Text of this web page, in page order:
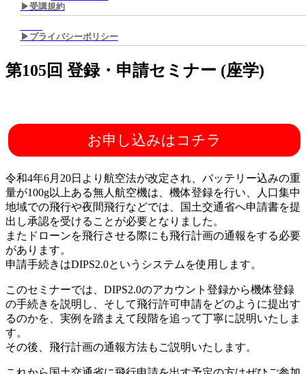
▶︎受講規約
▶︎プライバシーポリシー
第105回 登録・申請セミナー (座学)
お申し込みはコチラ
令和4年6月20日より航空法が改定され、バッテリー込みの重
量が100g以上ある無人航空機は、機体登録を行い、人口集中
地域での飛行や夜間飛行などでは、国土交通省へ申請書を提
出し承認を受けることが必要となりました。
またドローンを飛行させる際にも飛行計画の通報をする必要
があります。
申請手続きはDIPS2.0というシステムを使用します。
このセミナーでは、DIPS2.0のアカウント登録から機体登録
の手続きを説明し、そして飛行許可申請をどのように提出す
るのかを、実例を踏まえて段階を追って丁寧に説明いたしま
す。
その後、飛行計画の通報方法もご説明いたします。